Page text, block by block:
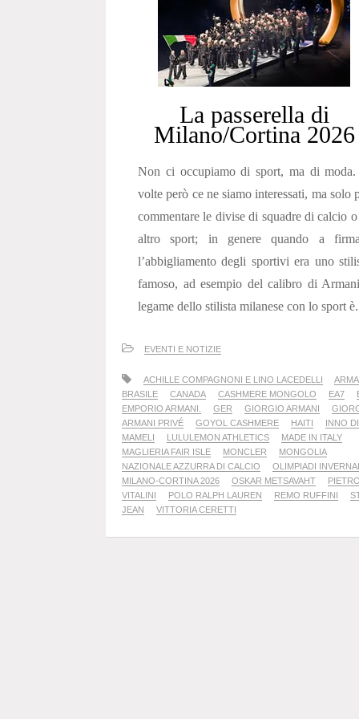
La passerella di
Milano/Cortina 2026
Non ci occupiamo di sport, ma di
volte però ce ne siamo interessati, ma solo
commentare le divise di squadre di calcio
altro sport; in genere quando a
l’abbigliamento degli sportivi era uno
famoso, ad esempio del calibro di
legame dello stilista milanese con lo sport
EVENTI E NOTIZIE
ACHILLE COMPAGNONI E LINO LACEDELLI
BRASILE
CANADA CASHMERE MONGOLO EA7
EMPORIO ARMANI.
GER GIORGIO ARMANI
ARMANI PRIVÉ
GOYOL CASHMERE HAITI
INNO DI
MAMELI
LULULEMON ATHLETICS
MADE IN ITALY
MAGLIERIA FAIR ISLE
MONCLER
MONGOLIA
NAZIONALE AZZURRA DI CALCIO
OLIMPIADI
MILANO-CORTINA 2026
OSKAR METSAVAHT
PIETRO
VITALINI
POLO RALPH LAUREN REMO RUFFINI
JEAN
VITTORIA CERETTI